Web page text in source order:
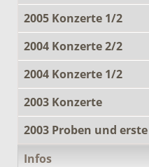
2005 Konzerte 1/2
2004 Konzerte 2/2
2004 Konzerte 1/2
2003 Konzerte
2003 Proben und
Infos